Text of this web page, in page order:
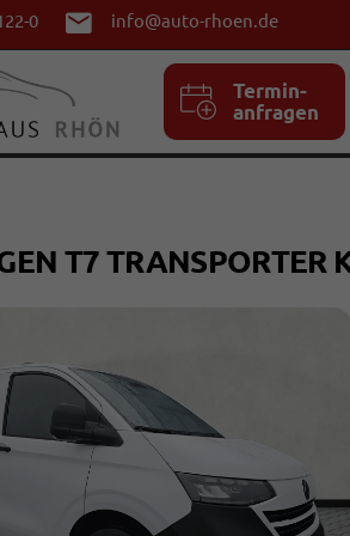
0 info@auto-rhoen.de
Termin-
anfragen
T7 TRANSPORTER